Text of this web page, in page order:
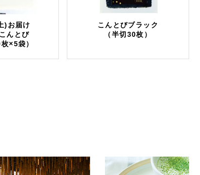
)お届け
んとび
×5袋）
こんとびブラック
（半切30枚）